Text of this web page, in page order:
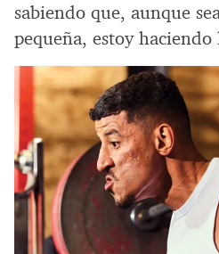
sabiendo que, aunque
pequeña, estoy haciendo